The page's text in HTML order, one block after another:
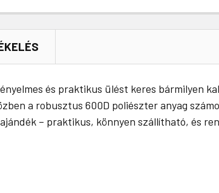
és praktikus ülést keres bármilyen
a robusztus 600D poliészter anyag
– praktikus, könnyen szállítható, és